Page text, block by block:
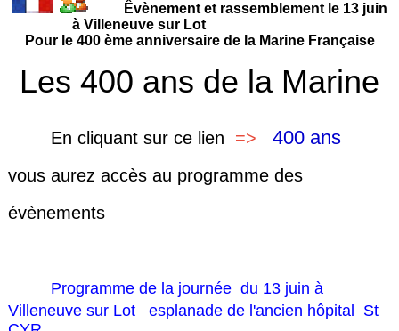
Êvènement et rassemblement le 13 juin
à Villeneuve sur Lot
Pour le 400 ème anniversaire de la Marine Française
Les 400 ans de la Marine
En cliquant surce lien => 400 ans
vous aurez accès au programme des
évènements
Programme de la journée du 13 juin à
Villeneuve sur Lot esplanade de l'ancien hôpital St